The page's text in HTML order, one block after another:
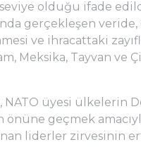
olduğu ifade
gerçekleşen veride,
ve ihracattaki
Meksika, Tayvan
NATO üyesi ülkelerin
geçmek
liderler zirvesinin